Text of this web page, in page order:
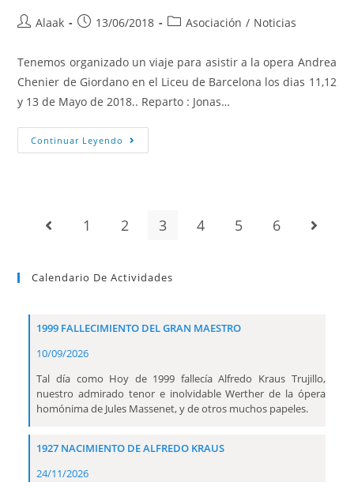
Alaak 13/06/2018 Asociación / Noticias
Tenemos organizado un viaje para asistir a la opera Andrea
Chenier de Giordano en el Liceu de Barcelona los dias 11,12
y 13 de Mayo de 2018.. Reparto : Jonas…
Continuar Leyendo
1 2 3 4 5 6
Calendario De Actividades
1999 FALLECIMIENTO DEL GRAN MAESTRO
10/09/2026
Tal día como Hoy de 1999 fallecía Alfredo Kraus Trujillo,
nuestro admirado tenor e inolvidable Werther de la ópera
homónima de Jules Massenet, y de otros muchos papeles.
1927 NACIMIENTO DE ALFREDO KRAUS
24/11/2026